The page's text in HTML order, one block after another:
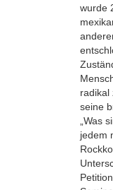
wurde
radikal
seine
„Was
jedem